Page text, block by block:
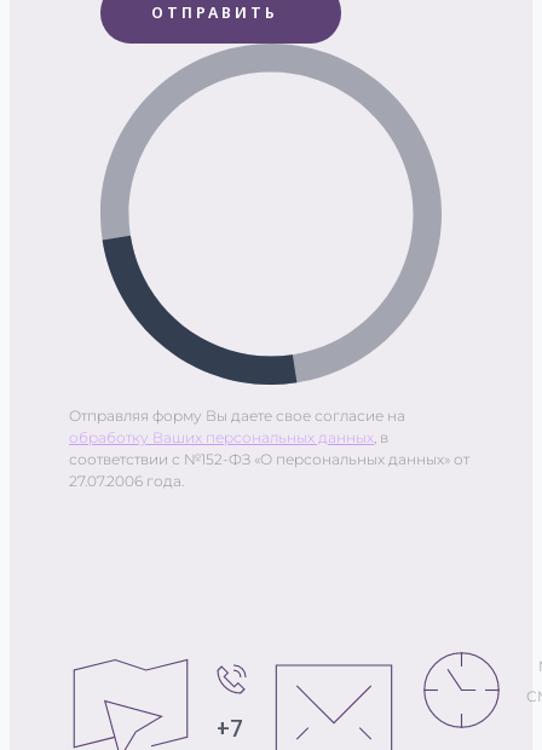
ОТПРАВИТЬ
Отправляя форму Вы даете свое согласие на
обработку Ваших персональных данных, в
соответствии с №152-ФЗ «О персональных данных» от
27.07.2006 года.
+7